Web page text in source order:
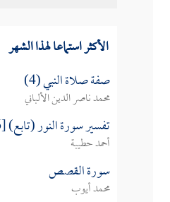
الأكثر استماعا لهذا الشهر
صفة صلاة النبي (4)
محمد ناصر الدين الألباني
تفسير سورة النور (تابع) [6 - 10]
أحمد حطيبة
سورة القصص
محمد أيوب